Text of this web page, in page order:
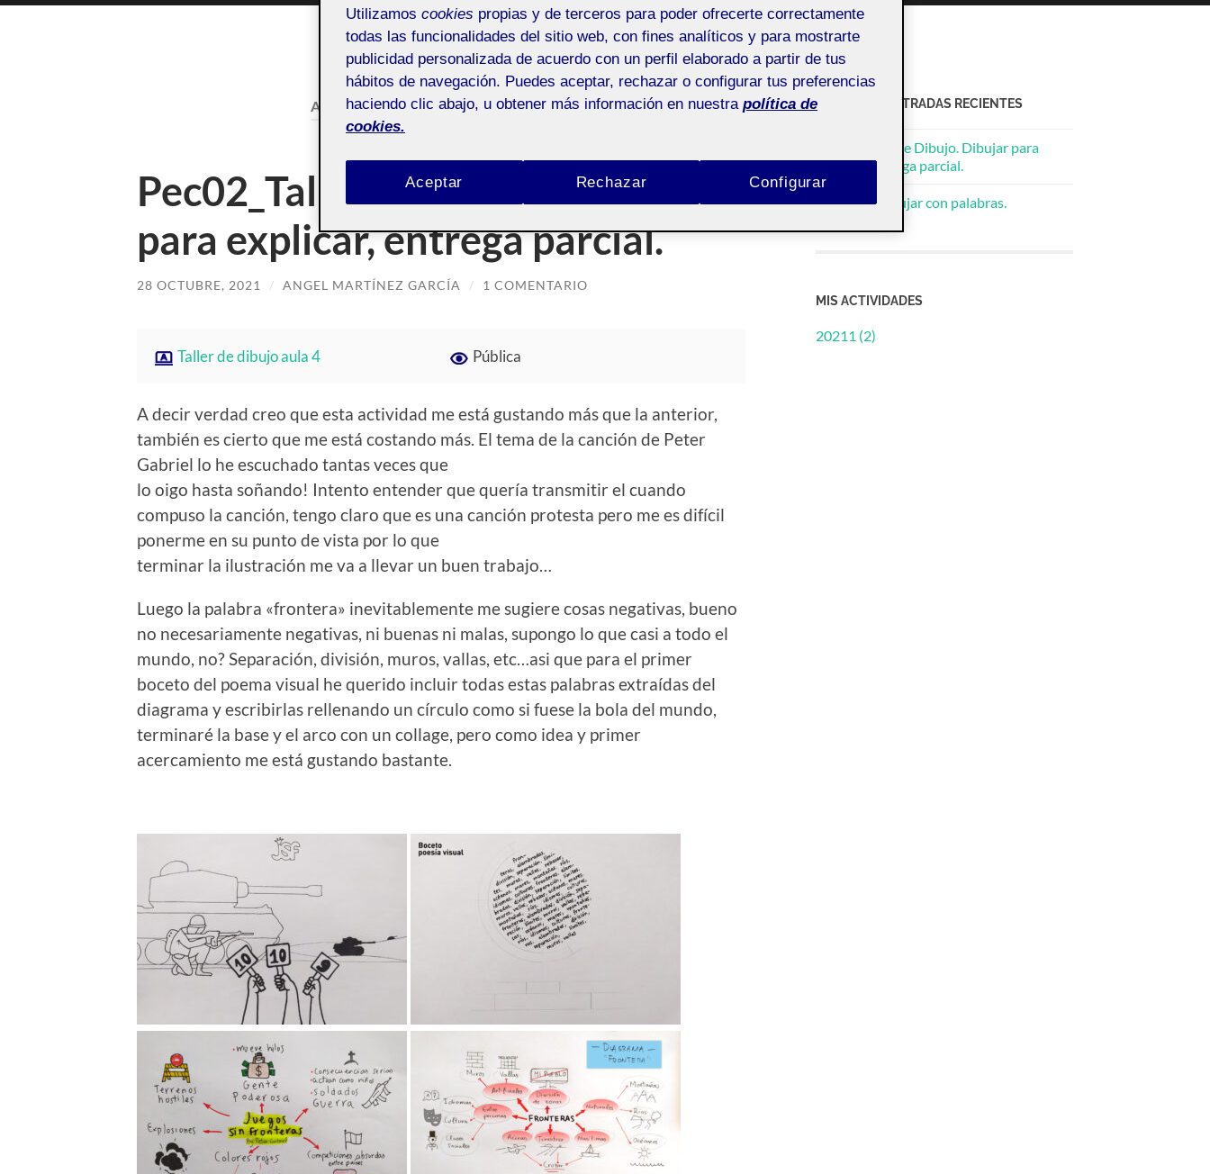
AUTOR:ANGEL MARTÍNEZ GARCÍA
Pec02_Taller de Dibujo. Dibujar
para explicar, entrega parcial.
28 OCTUBRE, 2021 / ANGEL MARTÍNEZ GARCÍA / 1 COMENTARIO
Taller de dibujo aula 4 Pública
A decir verdad creo que esta actividad me está gustando más que la anterior,
también es cierto que me está costando más. El tema de la canción de Peter
Gabriel lo he escuchado tantas veces que
lo oigo hasta soñando! Intento entender que quería transmitir el cuando
compuso la canción, tengo claro que es una canción protesta pero me es difícil
ponerme en su punto de vista por lo que
terminar la ilustración me va a llevar un buen trabajo…
Luego la palabra «frontera» inevitablemente me sugiere cosas negativas, bueno
no necesariamente negativas, ni buenas ni malas, supongo lo que casi a todo el
mundo, no? Separación, división, muros, vallas, etc…asi que para el primer
boceto del poema visual he querido incluir todas estas palabras extraídas del
diagrama y escribirlas rellenando un círculo como si fuese la bola del mundo,
terminaré la base y el arco con un collage, pero como idea y primer
acercamiento me está gustando bastante.
ACTIFOLIO ENTRADAS RECIENTES
Pec02_Taller de Dibujo. Dibujar para
explicar, entrega parcial.
Flash_02. Dibujar con palabras.
MIS ACTIVIDADES
20211 (2)
Utilizamos cookies propias y de terceros para poder ofrecerte correctamente
todas las funcionalidades del sitio web, con fines analíticos y para mostrarte
publicidad personalizada de acuerdo con un perfil elaborado a partir de tus
hábitos de navegación. Puedes aceptar, rechazar o configurar tus preferencias
haciendo clic abajo, u obtener más información en nuestra política de
cookies.
Rechazar
Aceptar Configurar